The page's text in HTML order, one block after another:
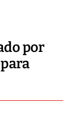
por